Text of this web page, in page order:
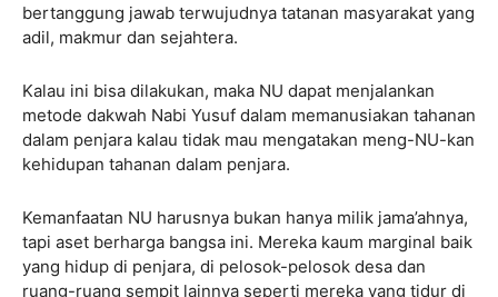
bertanggung jawab terwujudnya tatanan masyarakat yang
adil, makmur dan sejahtera.
Kalau ini bisa dilakukan, maka NU dapat menjalankan
metode dakwah Nabi Yusuf dalam memanusiakan tahanan
dalam penjara kalau tidak mau mengatakan meng-NU-kan
kehidupan tahanan dalam penjara.
Kemanfaatan NU harusnya bukan hanya milik jama’ahnya,
tapi aset berharga bangsa ini. Mereka kaum marginal baik
yang hidup di penjara, di pelosok-pelosok desa dan
ruang-ruang sempit lainnya seperti mereka yang tidur di